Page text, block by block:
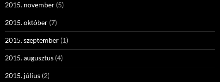
2015. november (5)
2015. október (7)
2015. szeptember (1)
2015. augusztus (4)
2015. július (2)